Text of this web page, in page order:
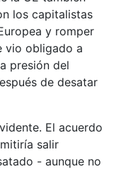
los capitalistas
y romper
vio obligado a
presión del
de desatar
El acuerdo
salir
- aunque no